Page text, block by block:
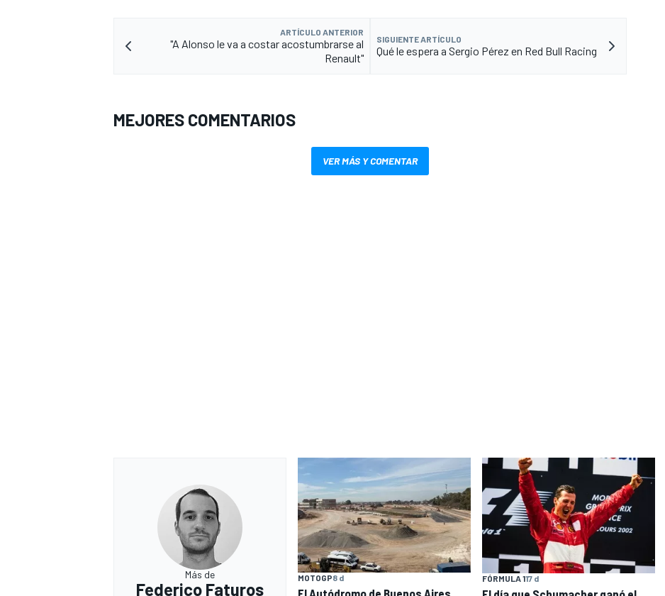
ARTÍCULO ANTERIOR
"A Alonso le va a costar acostumbrarse al
Renault"
SIGUIENTE ARTÍCULO
Qué le espera a Sergio Pérez en Red Bull Racing
MEJORES COMENTARIOS
VER MÁS Y COMENTAR
Más de
Federico Faturos
MOTOGP8 d FÓRMULA 117 d